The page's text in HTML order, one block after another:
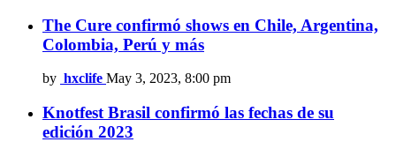
The Cure confirmó shows en Chile, Argentina,
Colombia, Perú y más
by hxclife May 3, 2023, 8:00 pm
Knotfest Brasil confirmó las fechas de su
edición 2023